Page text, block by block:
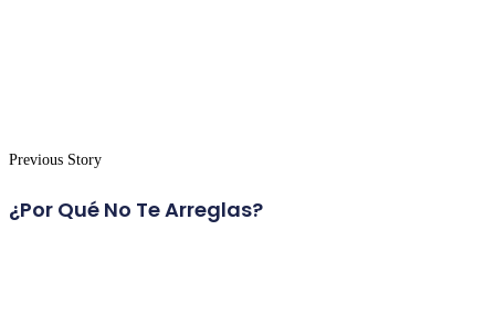
Previous Story
¿Por Qué No Te Arreglas?